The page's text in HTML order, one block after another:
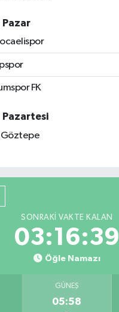
Pazar
FK
Pazartesi
Göztepe
SONRAKI VAKTE KALAN
03:16:39
Öğle Namazı
GÜNEŞ
05:58